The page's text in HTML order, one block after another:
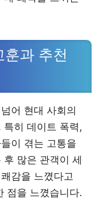
과 추천
어 현대 사회의
특히 데이트 폭력,
이 겪는 고통을
많은 관객이 세
감을 느꼈다고
점을 느꼈습니다.